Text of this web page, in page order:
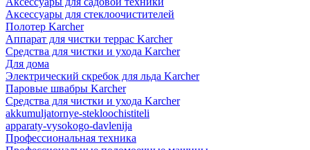
Аксессуары для стеклоочистителей
Полотер Karcher
Аппарат для чистки террас Karcher
Средства для чистки и ухода Karcher
Для дома
Электрический скребок для льда Karcher
Паровые швабры Karcher
Средства для чистки и ухода Karcher
akkumuljatornye-stekloochistiteli
apparaty-vysokogo-davlenija
Профессиональная техника